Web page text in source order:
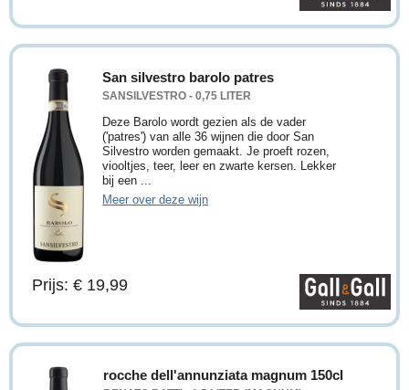
San silvestro barolo patres
SANSILVESTRO - 0,75 LITER
Deze Barolo wordt gezien als de vader
('patres') van alle 36 wijnen die door San
Silvestro worden gemaakt. Je proeft rozen,
viooltjes, teer, leer en zwarte kersen. Lekker
bij een ...
Meer over deze wijn
Prijs: € 19,99
rocche dell'annunziata magnum 150cl